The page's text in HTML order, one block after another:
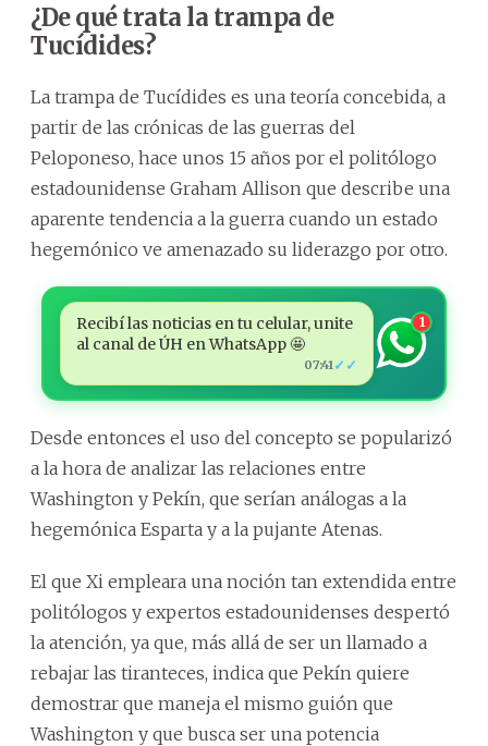
¿De qué trata la trampa de
Tucídides?
La trampa de Tucídides es una teoría concebida, a
partir de las crónicas de las guerras del
Peloponeso, hace unos 15 años por el politólogo
estadounidense Graham Allison que describe una
aparente tendencia a la guerra cuando un estado
hegemónico ve amenazado su liderazgo por otro.
Recibí las noticias en tu celular, unite
al canal de ÚH en WhatsApp 🤩
07:41 ✓✓
1
Desde entonces el uso del concepto se popularizó
a la hora de analizar las relaciones entre
Washington y Pekín, que serían análogas a la
hegemónica Esparta y a la pujante Atenas.
El que Xi empleara una noción tan extendida entre
politólogos y expertos estadounidenses despertó
la atención, ya que, más allá de ser un llamado a
rebajar las tiranteces, indica que Pekín quiere
demostrar que maneja el mismo guión que
Washington y que busca ser una potencia